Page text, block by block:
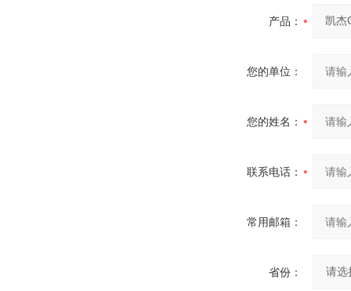
产品：
您的单位：
您的姓名：
联系电话：
常用邮箱：
省份：